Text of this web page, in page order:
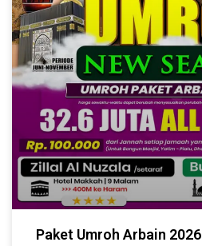
Paket Umroh Arbain 2026